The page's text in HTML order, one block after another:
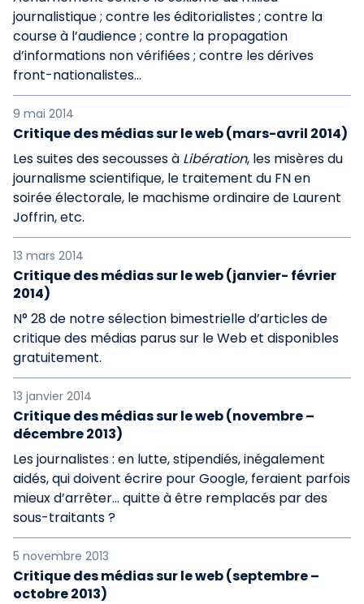
journalistique ; contre les éditorialistes ; contre la
course à l’audience ; contre la propagation
d’informations non vérifiées ; contre les dérives
front-nationalistes…
9 mai 2014
Critique des médias sur le web (mars-avril 2014)
Les suites des secousses à Libération, les misères du
journalisme scientifique, le traitement du FN en
soirée électorale, le machisme ordinaire de Laurent
Joffrin, etc.
13 mars 2014
Critique des médias sur le web (janvier- février
2014)
N° 28 de notre sélection bimestrielle d’articles de
critique des médias parus sur le Web et disponibles
gratuitement.
13 janvier 2014
Critique des médias sur le web (novembre –
décembre 2013)
Les journalistes : en lutte, stipendiés, inégalement
aidés, qui doivent écrire pour Google, feraient parfois
mieux d’arrêter… quitte à être remplacés par des
sous-traitants ?
5 novembre 2013
Critique des médias sur le web (septembre –
octobre 2013)